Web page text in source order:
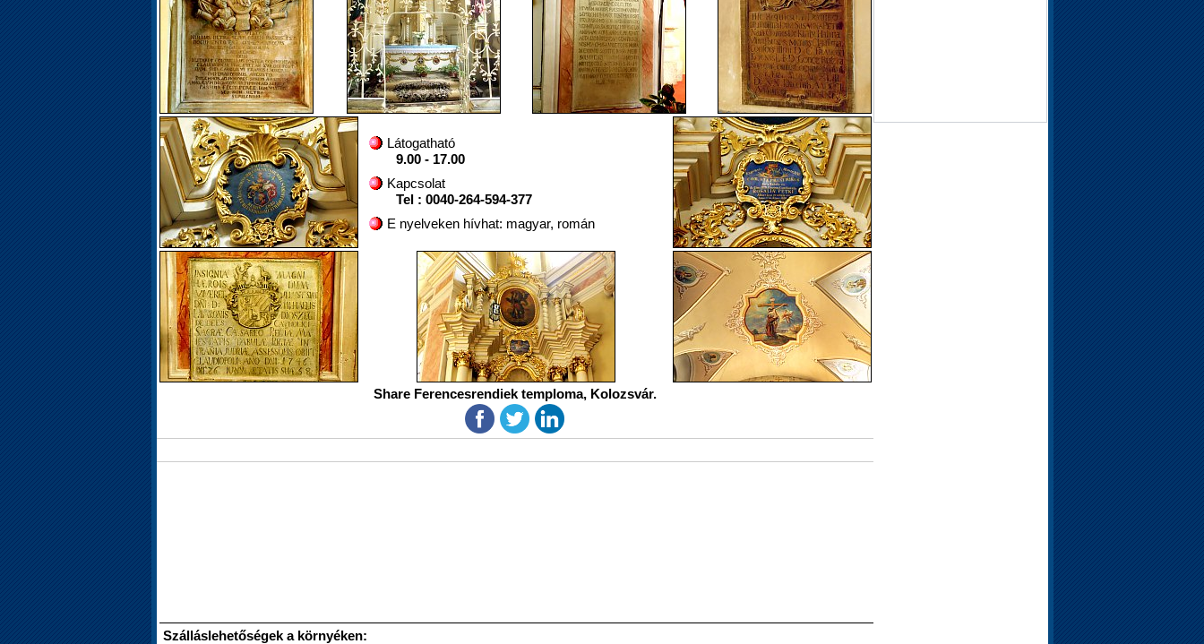
Látogatható
9.00 - 17.00
Kapcsolat
Tel : 0040-264-594-377
E nyelveken hívhat: magyar, román
Share Ferencesrendiek temploma, Kolozsvár.
Szálláslehetőségek a környéken: